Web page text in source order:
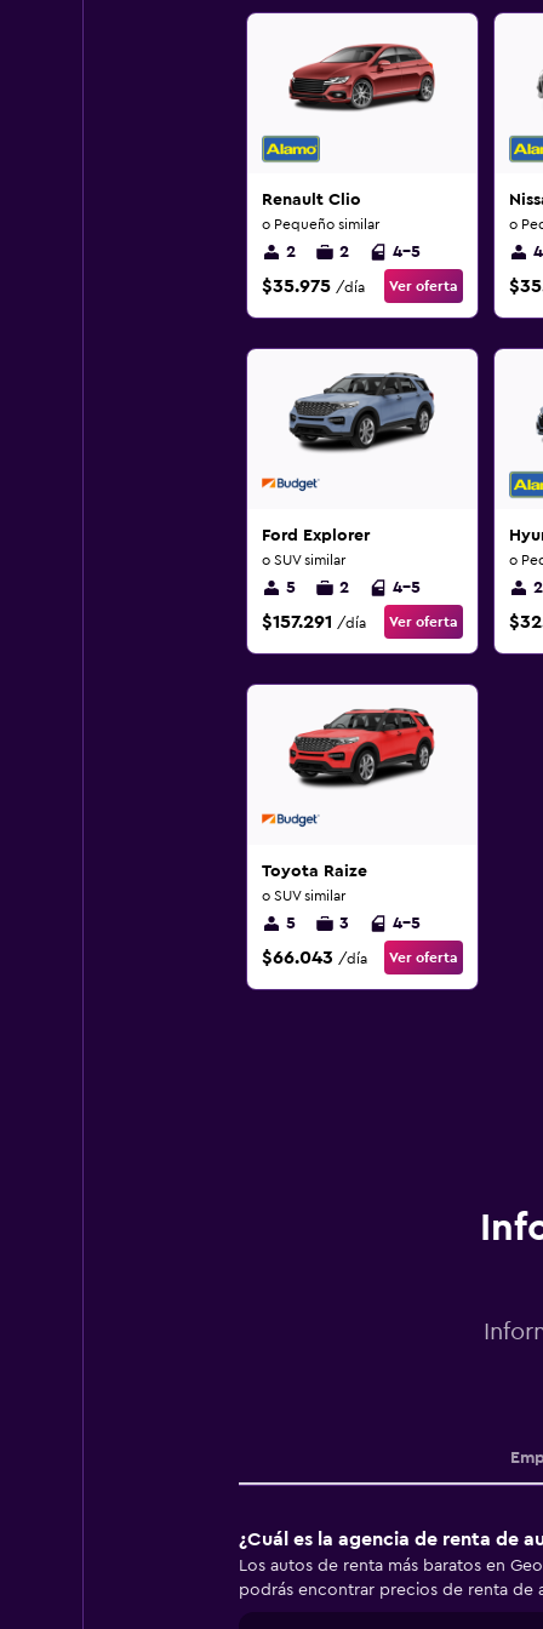
Renault Clio
o Pequeño similar
2 2 4-5
$35.975 /día Ver oferta
o
4
Ford Explorer
o SUV similar
5 2 4-5
$157.291 /día Ver oferta
o
2
Toyota Raize
o SUV similar
5 3 4-5
$66.043 /día Ver oferta
¿Cuál es la agencia de renta de
Los autos de renta más baratos en
podrás encontrar precios de renta de